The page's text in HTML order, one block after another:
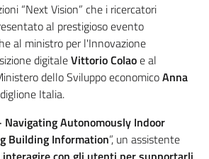
“Next Vision” che i ricercatori
al prestigioso evento
al ministro per l'Innovazione
digitaleVittorio Colaoe al
dello Sviluppo economicoAnna
Italia.
Navigating Autonomously Indoor
Building Information”, un assistente